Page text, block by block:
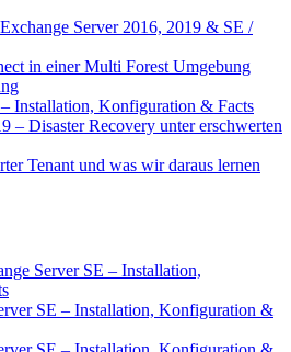
Server 2016, 2019 & SE /
in einer Multi Forest Umgebung
Installation, Konfiguration & Facts
– Disaster Recovery unter erschwerten
Tenant und was wir daraus lernen
Server SE – Installation,
SE – Installation, Konfiguration &